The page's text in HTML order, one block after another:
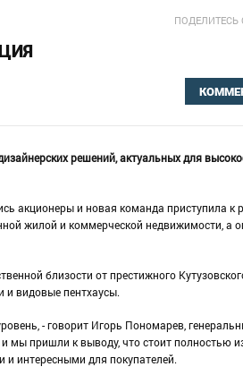
ПОДЕЛИТЕСЬ
решений, актуальных для
акционеры и новая команда приступила к
жилой и коммерческой недвижимости, а
близости от престижного
видовые пентхаусы.
- говорит Игорь Пономарев,
мы пришли к выводу, что стоит полностью
интересными для покупателей.